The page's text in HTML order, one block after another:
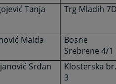
Tanja
Trg Mladih 7D
Maida
Bosne
Srebrene 4/1
Srđan
Klosterska br.
3